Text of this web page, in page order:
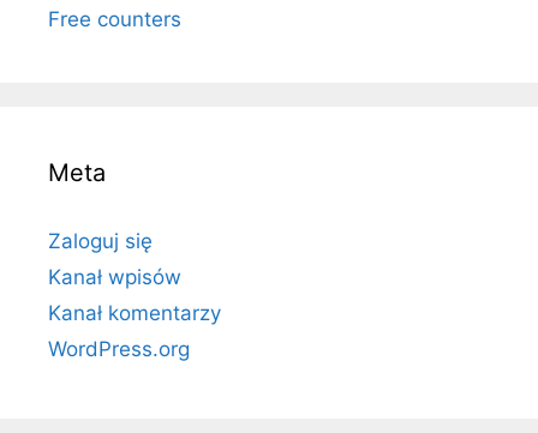
Free counters
Meta
Zaloguj się
Kanał wpisów
Kanał komentarzy
WordPress.org